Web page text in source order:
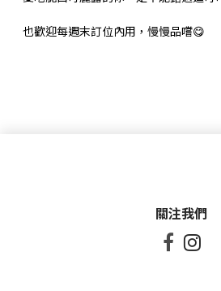
也歡迎每週末訂位內用，慢慢品嚐😋
關注我們
 